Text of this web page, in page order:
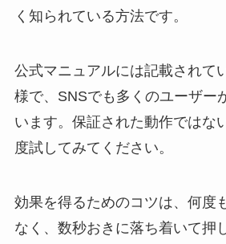
く知られている方法です。
公式マニュアルには記載されて
様で、SNSでも多くのユーザー
います。保証された動作ではな
度試してみてください。
効果を得るためのコツは、何度
なく、数秒おきに落ち着いて押